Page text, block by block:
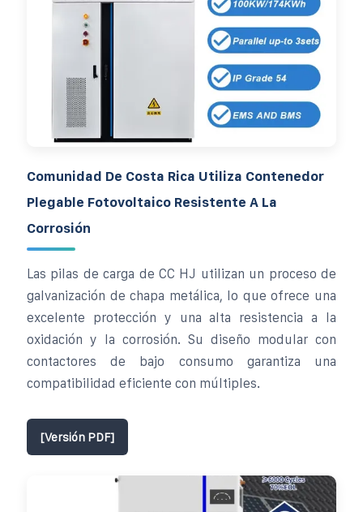
Comunidad De Costa Rica Utiliza Contenedor
Plegable Fotovoltaico Resistente A La
Corrosión
Las pilas de carga de CC HJ utilizan un proceso de
galvanización de chapa metálica, lo que ofrece una
excelente protección y una alta resistencia a la
oxidación y la corrosión. Su diseño modular con
contactores de bajo consumo garantiza una
compatibilidad eficiente con múltiples.
[Versión PDF]